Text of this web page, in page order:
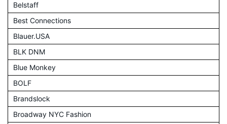
Belstaff
Best Connections
Blauer.USA
BLK DNM
Blue Monkey
BOLF
Brandslock
Broadway NYC Fashion